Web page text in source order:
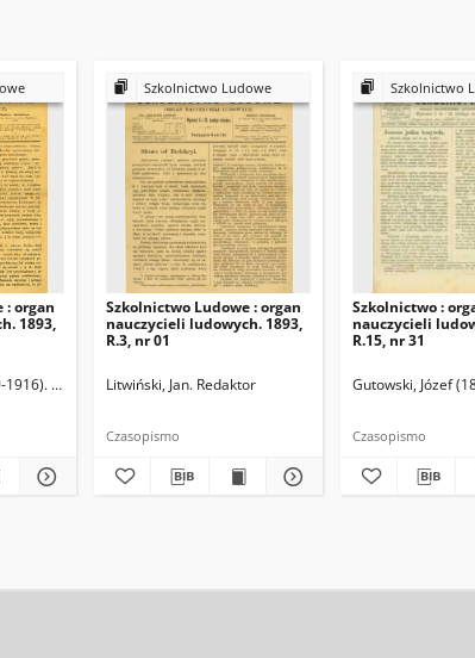
: organ
1893,
1916). Redaktor
Szkolnictwo Ludowe
Szkolnictwo Ludowe : organ
nauczycieli ludowych. 1893,
R.3, nr 01
Litwiński, Jan. Redaktor
Czasopismo
Szkolnictwo
Szkolnictwo :
nauczycieli
R.15, nr 31
Gutowski, Józef
Czasopismo